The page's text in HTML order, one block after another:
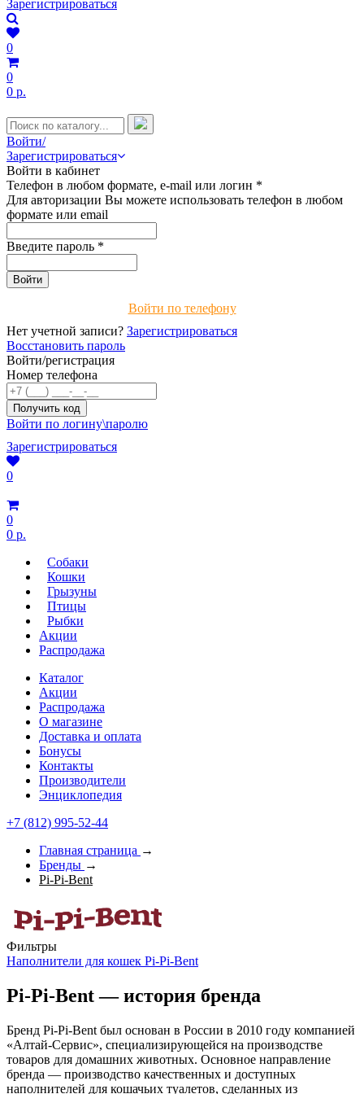
Зарегистрироваться
0
0
0 р.
Войти/
Зарегистрироваться
Войти в кабинет
Телефон в любом формате, e-mail или логин *
Для авторизации Вы можете использовать телефон в любом
формате или email
Введите пароль *
Войти по телефону
Нет учетной записи? Зарегистрироваться
Восстановить пароль
Войти/регистрация
Номер телефона
Войти по логину\паролю
Зарегистрироваться
0
0
0 р.
Собаки
Кошки
Грызуны
Птицы
Рыбки
Акции
Распродажа
Каталог
Акции
Распродажа
О магазине
Доставка и оплата
Бонусы
Контакты
Производители
Энциклопедия
+7 (812) 995-52-44
Главная страница →
Бренды →
Pi-Pi-Bent
Фильтры
Наполнители для кошек Pi-Pi-Bent
Pi-Pi-Bent — история бренда
Бренд Pi-Pi-Bent был основан в России в 2010 году компанией
«Алтай-Сервис», специализирующейся на производстве
товаров для домашних животных. Основное направление
бренда — производство качественных и доступных
наполнителей для кошачьих туалетов, сделанных из